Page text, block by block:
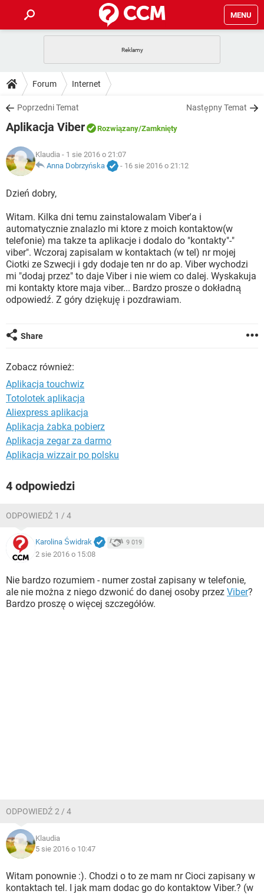
MENU
GRY
SPOTIFY
INSTAGRAM FACEBOOK
WINDOWS 10
PORADY
PlayStation
INSTAGRAM
WINDOWS 10
DO POBRANIA
ANDROID TIKTOK
GRY
IOS NETFLIX
INSTAGRAM
FORUM
COVID-19
GRY
SPOTIFY
INSTAGRAM FACEBOOK
WINDOWS 10
ARTYKUŁY
COVID-19
SPOTIFY NETFLIX
INSTAGRAM FACEBOOK
WINDOWS 10
Forum Internet
Poprzedni Temat Następny Temat
Aplikacja Viber Rozwiązany/Zamknięty
Klaudia - 1 sie 2016 o 21:07
Anna Dobrzyńska
- 16 sie 2016 o 21:12
Dzień dobry,
Witam. Kilka dni temu zainstalowalam Viber'a i
automatycznie znalazlo mi ktore z moich kontaktow(w
telefonie) ma takze ta aplikacje i dodalo do "kontakty"-"
viber". Wczoraj zapisalam w kontaktach (w tel) nr mojej
Ciotki ze Szwecji i gdy dodaje ten nr do ap. Viber wychodzi
mi "dodaj przez" to daje Viber i nie wiem co dalej. Wyskakuja
mi kontakty ktore maja viber... Bardzo prosze o dokładną
odpowiedź. Z góry dziękuję i pozdrawiam.
Share
Zobacz również:
Aplikacja touchwiz
Totolotek aplikacja
Aliexpress aplikacja
Aplikacja żabka pobierz
Aplikacja zegar za darmo
Aplikacja wizzair po polsku
4 odpowiedzi
ODPOWIEDŹ 1 / 4
Karolina Świdrak 9 019
2 sie 2016 o 15:08
Nie bardzo rozumiem - numer został zapisany w telefonie,
ale nie można z niego dzwonić do danej osoby przez Viber?
Bardzo proszę o więcej szczegółów.
ODPOWIEDŹ 2 / 4
Klaudia
5 sie 2016 o 10:47
Witam ponownie :). Chodzi o to ze mam nr Cioci zapisany w
kontaktach tel. I jak mam dodac go do kontaktow Viber.? (w